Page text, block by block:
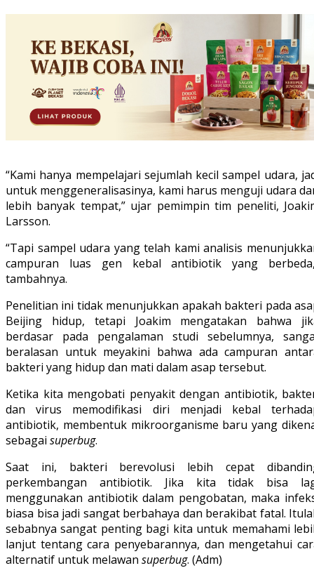
“Kami hanya mempelajari sejumlah kecil sampel udara,
untuk menggeneralisasinya, kami harus menguji udara
lebih banyak tempat,” ujar pemimpin tim peneliti,
Larsson.
“Tapi sampel udara yang telah kami analisis
campuran luas gen kebal antibiotik yang
tambahnya.
Penelitian ini tidak menunjukkan apakah bakteri pada
Beijing hidup, tetapi Joakim mengatakan bahwa
berdasar pada pengalaman studi sebelumnya,
beralasan untuk meyakini bahwa ada campuran
bakteri yang hidup dan mati dalam asap tersebut.
Ketika kita mengobati penyakit dengan antibiotik,
dan virus memodifikasi diri menjadi kebal
antibiotik, membentuk mikroorganisme baru yang
sebagai superbug.
Saat ini, bakteri berevolusi lebih cepat
perkembangan antibiotik. Jika kita tidak bisa
menggunakan antibiotik dalam pengobatan, maka
biasa bisa jadi sangat berbahaya dan berakibat fatal.
sebabnya sangat penting bagi kita untuk memahami
lanjut tentang cara penyebarannya, dan mengetahui
alternatif untuk melawan superbug. (Adm)